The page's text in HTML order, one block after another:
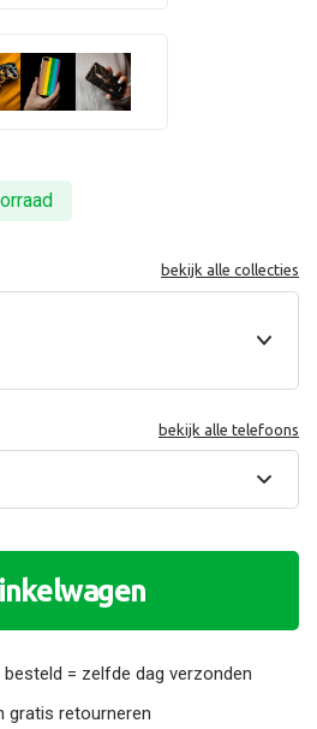
bekijk alle collecties
bekijk alle telefoons
= zelfde dag verzonden
gratis retourneren